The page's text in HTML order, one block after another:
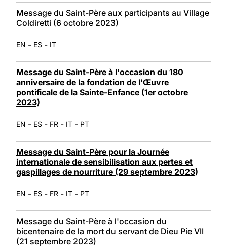
Message du Saint-Père aux participants au Village
Coldiretti (6 octobre 2023)
EN - ES - IT
Message du Saint-Père à l'occasion du 180
anniversaire de la fondation de l'Œuvre
pontificale de la Sainte-Enfance (1er octobre
2023)
EN - ES - FR - IT - PT
Message du Saint-Père pour la Journée
internationale de sensibilisation aux pertes et
gaspillages de nourriture (29 septembre 2023)
EN - ES - FR - IT - PT
Message du Saint-Père à l'occasion du
bicentenaire de la mort du servant de Dieu Pie VII
(21 septembre 2023)